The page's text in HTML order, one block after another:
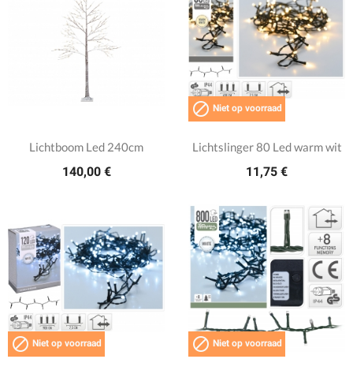
Lichtboom Led 240cm
140,00 €
 Niet op voorraad
Lichtslinger 80 Led warm wit
11,75 €
 Niet op voorraad  Niet op voorraad